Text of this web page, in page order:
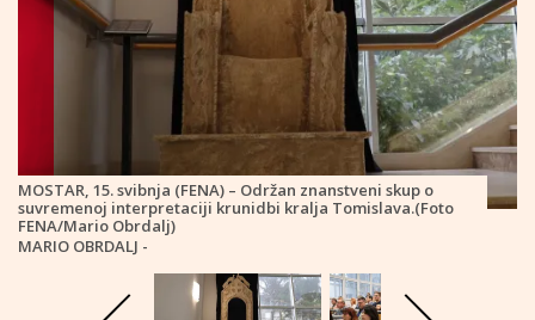
MOSTAR, 15. svibnja (FENA) – Održan znanstveni skup o
suvremenoj interpretaciji krunidbi kralja Tomislava.(Foto
FENA/Mario Obrdalj)
MARIO OBRDALJ -